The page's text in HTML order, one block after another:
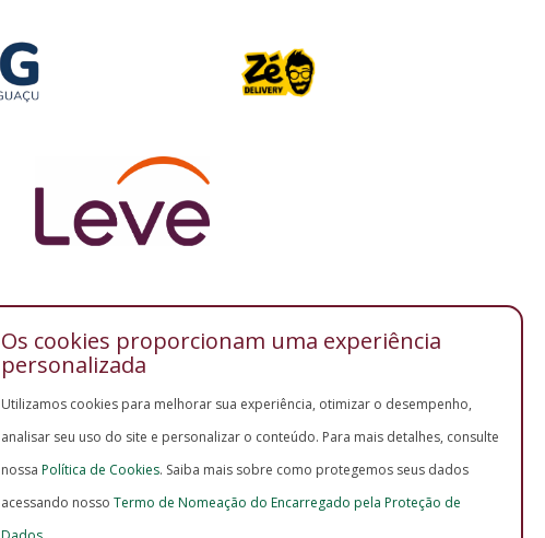
Os cookies proporcionam uma experiência
personalizada
Utilizamos cookies para melhorar sua experiência, otimizar o desempenho,
analisar seu uso do site e personalizar o conteúdo. Para mais detalhes, consulte
nossa Política de Cookies. Saiba mais sobre como protegemos seus dados
acessando nosso Termo de Nomeação do Encarregado pela Proteção de